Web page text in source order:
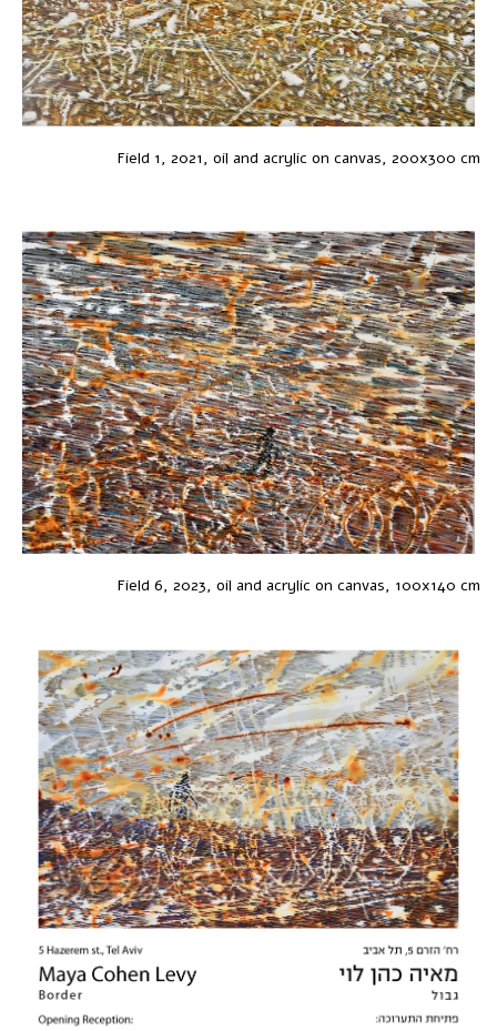
Field 1, 2021, oil and acrylic on canvas, 200x300 cm
Field 6, 2023, oil and acrylic on canvas, 100x140 cm